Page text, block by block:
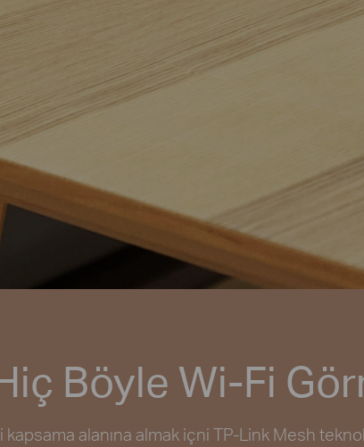
Böyle Wi-Fi
alanına almak içni TP-Link Mesh